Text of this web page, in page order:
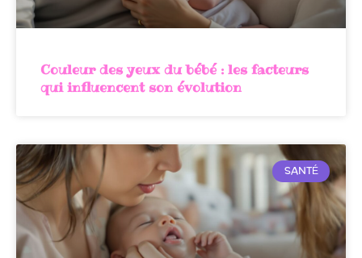
Couleur des yeux du bébé : les facteurs
qui influencent son évolution
SANTÉ